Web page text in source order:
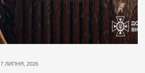
7 ЛИПНЯ, 2026